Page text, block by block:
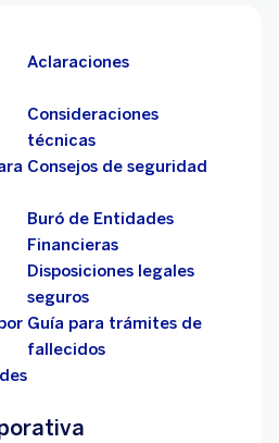
Aclaraciones
Consideraciones
técnicas
Consejos de seguridad
Buró de Entidades
Financieras
Disposiciones legales
seguros
Guía para trámites de
fallecidos